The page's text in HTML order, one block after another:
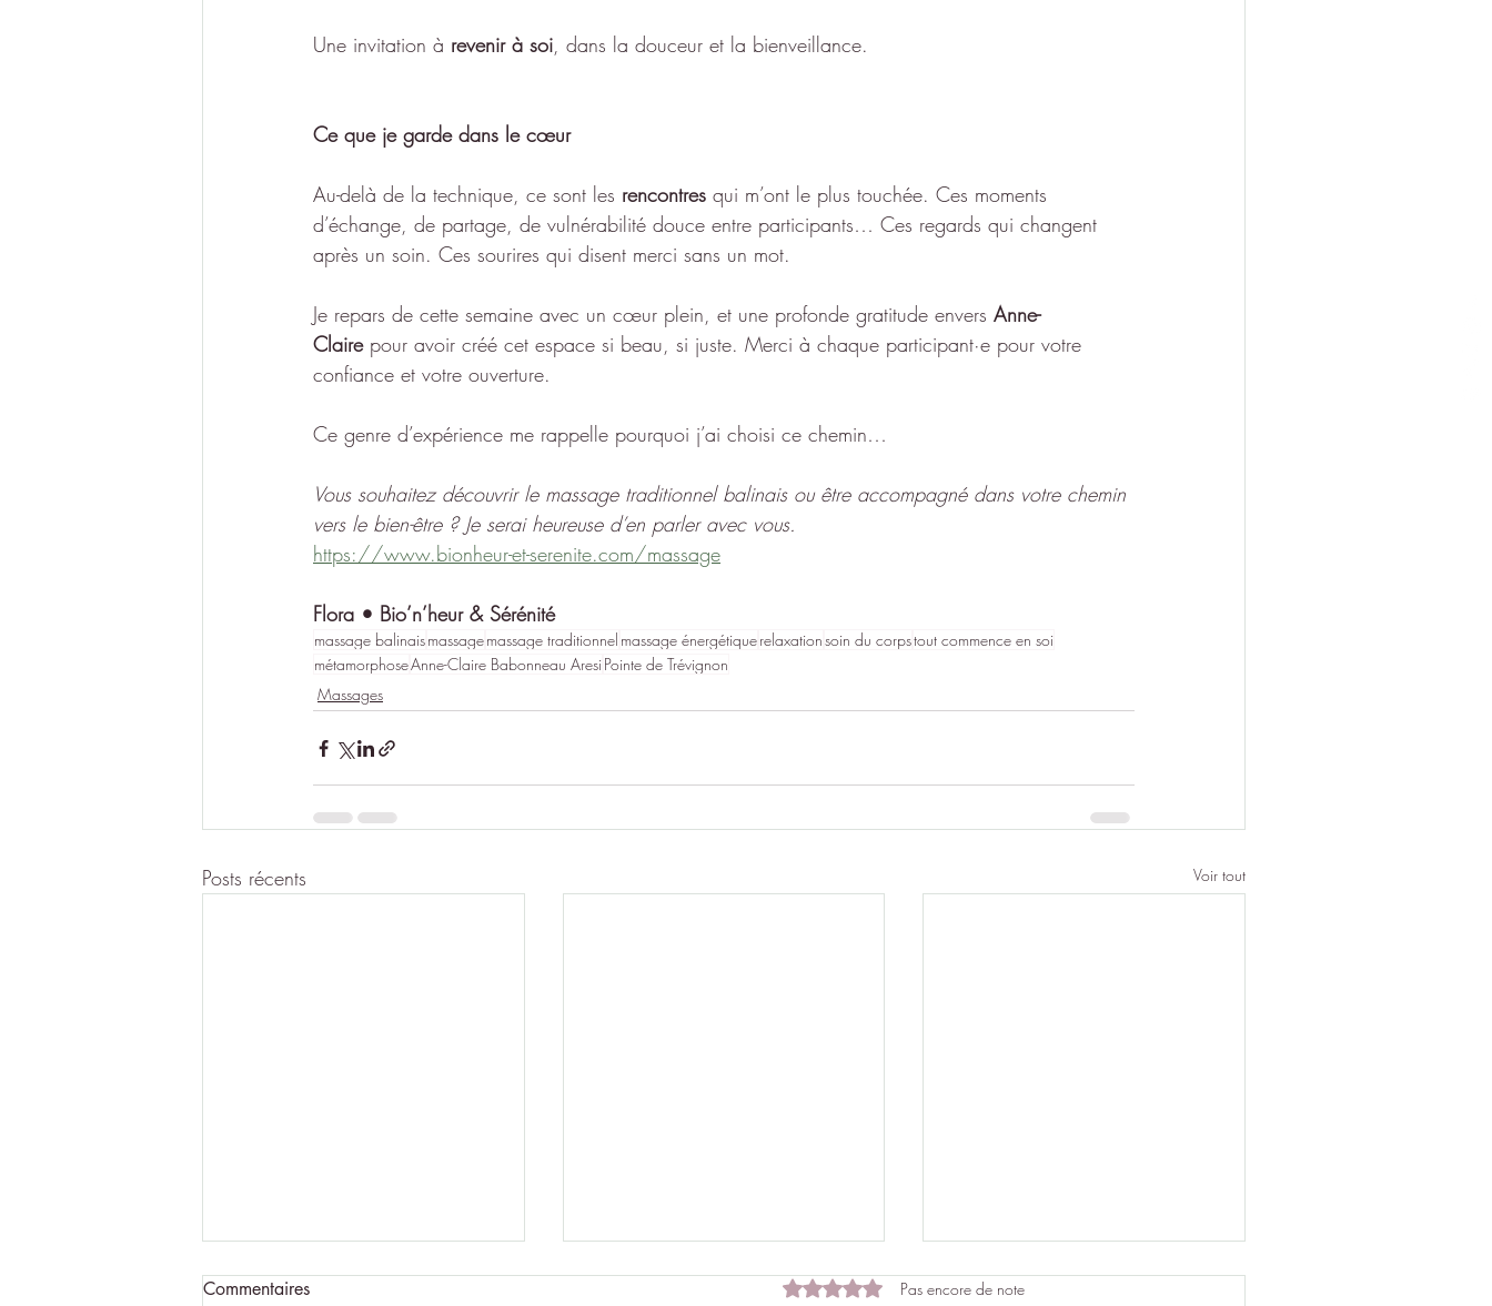
Une invitation à revenir à soi, dans la douceur et la bienveillance.
Ce que je garde dans le cœur
Au-delà de la technique, ce sont les rencontres qui m’ont le plus touchée. Ces moments
d’échange, de partage, de vulnérabilité douce entre participants… Ces regards qui changent
après un soin. Ces sourires qui disent merci sans un mot.
Je repars de cette semaine avec un cœur plein, et une profonde gratitude envers Anne-
Claire pour avoir créé cet espace si beau, si juste. Merci à chaque participant·e pour votre
confiance et votre ouverture.
Ce genre d’expérience me rappelle pourquoi j’ai choisi ce chemin…
Vous souhaitez découvrir le massage traditionnel balinais ou être accompagné dans votre chemin
vers le bien-être ? Je serai heureuse d’en parler avec vous.
https://www.bionheur-et-serenite.com/massage
Flora • Bio’n’heur & Sérénité
massage balinaismassagemassage traditionnel massage énergétiquerelaxationsoin du corpstout commence en soi
métamorphoseAnne-Claire Babonneau AresiPointe de Trévignon
Massages
Posts récents Voir tout
Commentaires Noté 0 étoile sur 5.Pas encore de note